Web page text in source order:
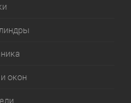
окон